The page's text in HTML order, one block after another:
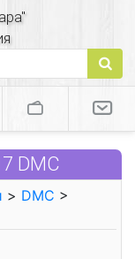
DMC
> DMC >